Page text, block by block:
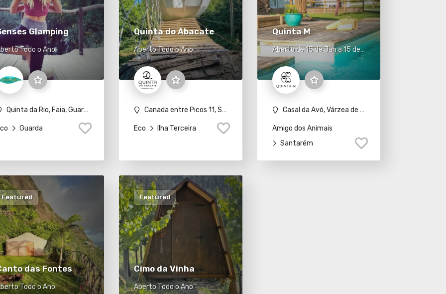
Glamping
Todo o Ano
Quinta da Rio, Faia, Guarda
Guarda
Quinta do Abacate
Aberto Todo o Ano
Canada entre Picos 11, São Mateus da Calheta, 9700-567 Angra do Heroísmo
Eco Ilha Terceira
Quinta M
Aberto de 15 de Jan a 15 de
Dez
Casal da Avó, Várzea de baixo, 2000-451 Casével
Amigo dos Animais
Santarém
Featured
das Fontes
Todo o Ano
Featured
Cimo da Vinha
Aberto Todo o Ano